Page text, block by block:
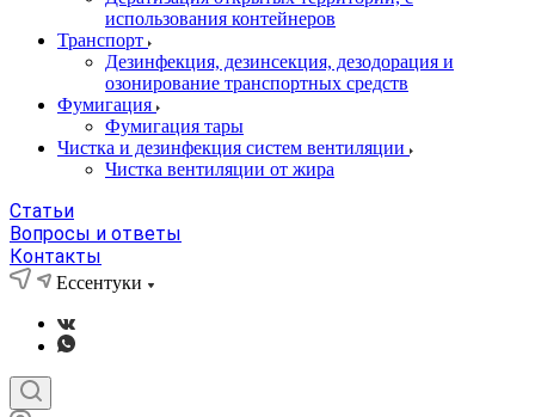
использования контейнеров
Транспорт
Дезинфекция, дезинсекция, дезодорация и
озонирование транспортных средств
Фумигация
Фумигация тары
Чистка и дезинфекция систем вентиляции
Чистка вентиляции от жира
Статьи
Вопросы и ответы
Контакты
Ессентуки